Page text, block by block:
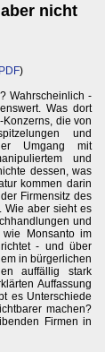
nicht
PDF)
Wahrscheinlich -
Was dort
die von
und
Umgang mit
und
dessen, was
kommen darin
Firmensitz des
Wie aber sieht es
und
wie Monsanto im
- und über
in bürgerlichen
auffällig stark
Auffassung
es Unterschiede
machen?
Firmen in